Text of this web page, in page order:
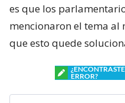
es que los
mencionaron el tema al
que esto quede
ERROR?